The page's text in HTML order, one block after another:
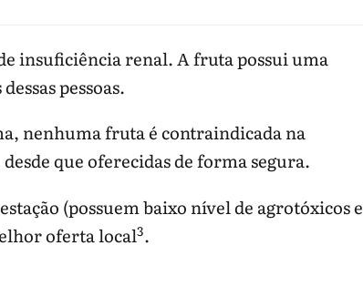
insuficiência renal. A fruta possui uma
pessoas.
nenhuma fruta é contraindicada na
que oferecidas de forma segura.
(possuem baixo nível de agrotóxicos e
oferta local3.